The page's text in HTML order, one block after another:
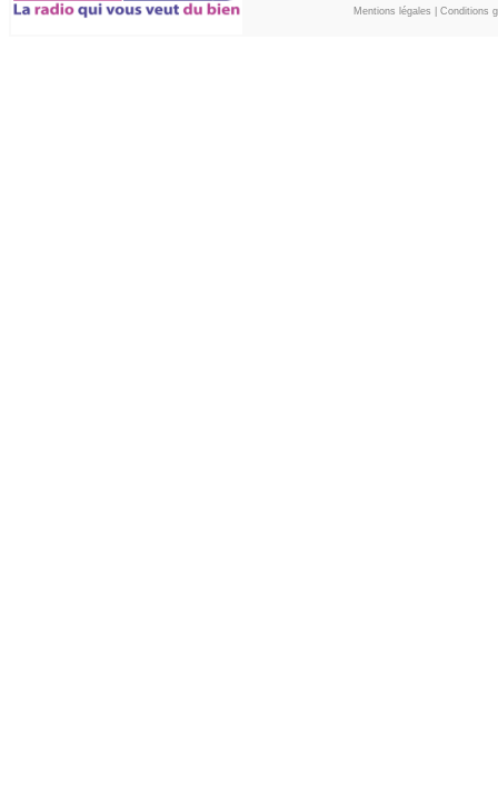
Mentions légales Conditions